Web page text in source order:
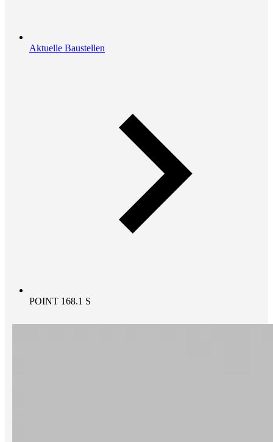
Aktuelle Baustellen
POINT 168.1 S